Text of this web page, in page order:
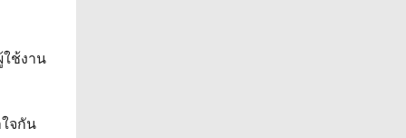
ช้งาน
จกัน